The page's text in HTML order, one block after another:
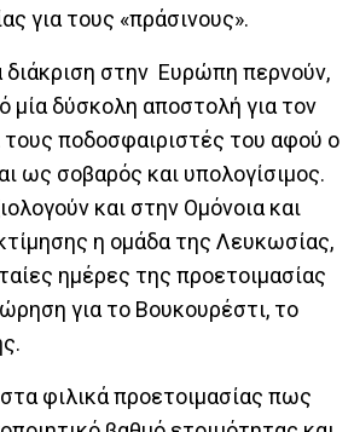
για τους «πράσινους».
διάκριση στην Ευρώπη περνούν,
μία δύσκολη αποστολή για τον
τους ποδοσφαιριστές του αφού ο
ως σοβαρός και υπολογίσιμος.
και στην Ομόνοια και
η ομάδα της Λευκωσίας,
ημέρες της προετοιμασίας
για το Βουκουρέστι, το
φιλικά προετοιμασίας πως